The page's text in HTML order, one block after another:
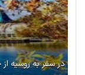
در سفر به روسیه